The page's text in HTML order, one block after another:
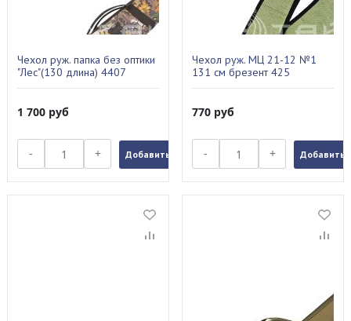
Чехол руж. папка без оптики
"Лес"(130 длина) 4407
1 700 руб
- + Добавить в заказ
Чехол руж. МЦ 21-12 №1
131 см брезент 425
770 руб
- + Добавить